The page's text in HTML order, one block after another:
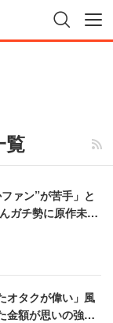
覧
ァン”が苦手」と
ガチ勢に原作未読
困る」
オタクが偉い」風
額が思いの強さ